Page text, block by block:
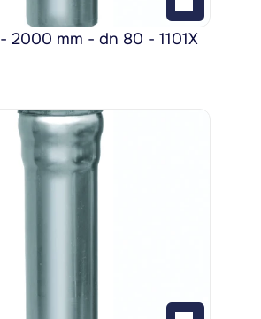
- 2000 mm - dn 80 - 1101X